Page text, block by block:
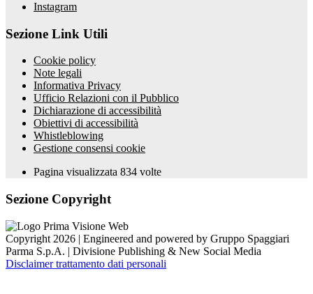
Instagram
Sezione Link Utili
Cookie policy
Note legali
Informativa Privacy
Ufficio Relazioni con il Pubblico
Dichiarazione di accessibilità
Obiettivi di accessibilità
Whistleblowing
Gestione consensi cookie
Pagina visualizzata 834 volte
Sezione Copyright
Copyright 2026 | Engineered and powered by Gruppo Spaggiari
Parma S.p.A. | Divisione Publishing & New Social Media
Disclaimer trattamento dati personali